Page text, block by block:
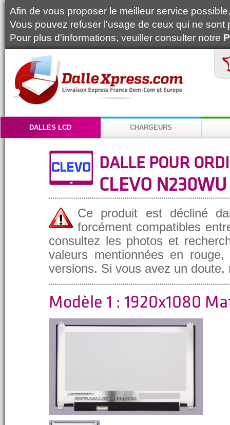
Afin de vous proposer le meilleur service
Vous pouvez refuser l'usage de ceux qui ne
Pour plus d'informations, veuiller consulter notre
DALLES LCD CHARGEURS
DALLE POUR
CLEVO N230WU
Ce produit est décliné
forcément compatibles
consultez les photos et
valeurs mentionnées en
versions. Si vous avez un
Modèle 1 : 1920x1080